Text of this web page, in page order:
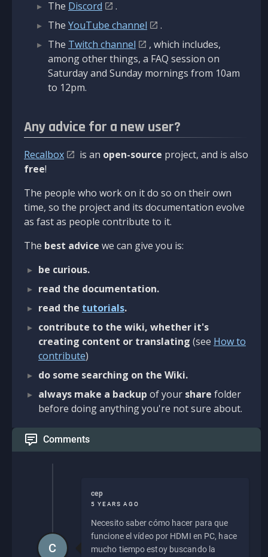
The Discord
.
The YouTube channel
.
The Twitch channel
, which includes,
among other things, a FAQ session on
Saturday and Sunday mornings from 10am
to 12pm.
Any advice for a new user?
Recalbox is an open-source project, and is also
free!
The people who work on it do so on their own
time, so the project and its documentation evolve
as fast as people contribute to it.
The best advice we can give you is:
be curious.
read the documentation.
read the tutorials.
contribute to the wiki, whether it's
creating content or translating (see How to
contribute)
do some searching on the Wiki.
always make a backup of your share folder
before doing anything you're not sure about.
Comments
cep
5 YEARS AGO
Necesito saber cómo hacer para que
funcione el vídeo por HDMI en PC, hace
mucho tiempo estoy buscando la
C